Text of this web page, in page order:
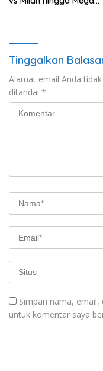
Tinggalkan
Alamat email Anda
ditandai *
Simpan nama,
untuk komentar saya